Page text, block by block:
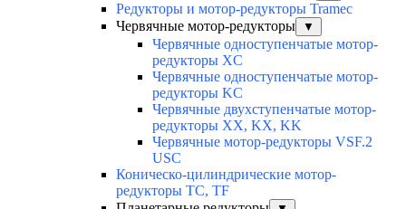
Редукторы и мотор-редукторы Tramec
Червячные мотор-редукторы
▼
Червячные одноступенчатые мотор-
редукторы XC
Червячные одноступенчатые мотор-
редукторы KC
Червячные двухступенчатые мотор-
редукторы XX, KX, KK
Червячные мотор-редукторы VSF.2
USC
Коническо-цилиндрические мотор-
редукторы TC, TF